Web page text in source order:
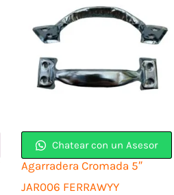
Chatear con un Asesor
Agarradera Cromada 5″
JAR006 FERRAWYY